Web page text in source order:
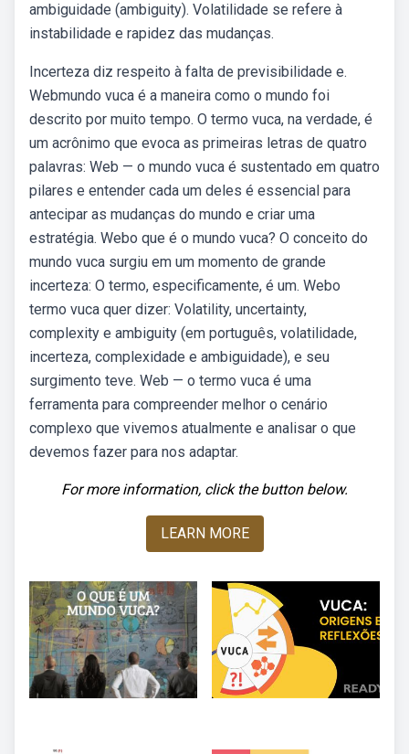
ambiguidade (ambiguity). Volatilidade se refere à
instabilidade e rapidez das mudanças.
Incerteza diz respeito à falta de previsibilidade e.
Webmundo vuca é a maneira como o mundo foi
descrito por muito tempo. O termo vuca, na verdade, é
um acrônimo que evoca as primeiras letras de quatro
palavras: Web — o mundo vuca é sustentado em quatro
pilares e entender cada um deles é essencial para
antecipar as mudanças do mundo e criar uma
estratégia. Webo que é o mundo vuca? O conceito do
mundo vuca surgiu em um momento de grande
incerteza: O termo, especificamente, é um. Webo
termo vuca quer dizer: Volatility, uncertainty,
complexity e ambiguity (em português, volatilidade,
incerteza, complexidade e ambiguidade), e seu
surgimento teve. Web — o termo vuca é uma
ferramenta para compreender melhor o cenário
complexo que vivemos atualmente e analisar o que
devemos fazer para nos adaptar.
For more information, click the button below.
LEARN MORE